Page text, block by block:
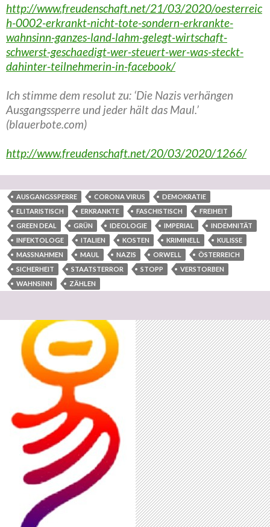
http://www.freudenschaft.net/21/03/2020/oesterreic
h-0002-erkrankt-nicht-tote-sondern-erkrankte-
wahnsinn-ganzes-land-lahm-gelegt-wirtschaft-
schwerst-geschaedigt-wer-steuert-wer-was-steckt-
dahinter-teilnehmerin-in-facebook/
Ich stimme dem resolut zu: ‘Die Nazis verhängen
Ausgangssperre und jeder hält das Maul.’
(blauerbote.com)
http://www.freudenschaft.net/20/03/2020/1266/
AUSGANGSSPERRE CORONA VIRUS
DEMOKRATIE
ELITARISTISCH
ERKRANKTE FASCHISTISCH
FREIHEIT
GREEN DEAL
GRÜN IDEOLOGIE IMPERIAL
INDEMNITÄT
INFEKTOLOGE
ITALIEN KOSTEN KRIMINELL
KULISSE
MASSNAHMEN
MAUL NAZIS ORWELL
ÖSTERREICH
SICHERHEIT
STAATSTERROR STOPP
VERSTORBEN
WAHNSINN
ZÄHLEN